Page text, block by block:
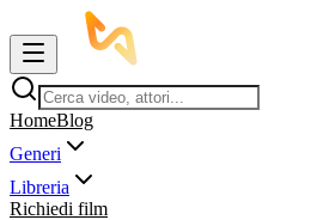
HomeBlog
Generi
Libreria
Richiedi film